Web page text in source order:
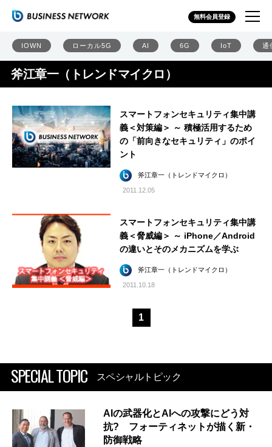
無料会員登録
IOWN ローカル5G AI 6G IoT 通
斧江章一（トレンドマイクロ）
スマートフォンセキュリティ集中講
義＜対策編＞ ～ 積極活用するため
の「前向きなセキュリティ」のポイ
ント
斧江章一（トレンドマイクロ）
2011.12.05
スマートフォンセキュリティ集中講
義＜脅威編＞ ～ iPhone／Android
の違いとそのメカニズムを学ぶ
斧江章一（トレンドマイクロ）
2011.10.18
1
SPECIAL TOPIC スペシャルトピック
AIの武器化とAIへの攻撃にどう対
抗? フォーティネットが描く新・
防御戦略